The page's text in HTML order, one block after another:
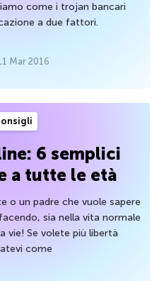
come i trojan bancari
a due fattori.
Mar 2016
6 semplici
a tutte le età
o un padre che vuole sapere
sia nella vita normale
vie! Se volete più libertà
come